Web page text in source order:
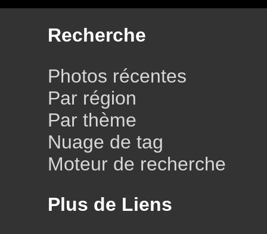
Recherche
Photos récentes
Par région
Par thème
Nuage de tag
Moteur de recherche
Plus de Liens